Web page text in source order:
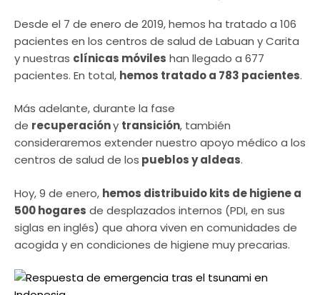
Desde el 7 de enero de 2019, hemos ha tratado a 106
pacientes en los centros de salud de Labuan y Carita
y nuestras clínicas móviles han llegado a 677
pacientes. En total, hemos tratado a 783 pacientes.
Más adelante, durante la fase
de recuperacióny transición, también
consideraremos extender nuestro apoyo médico a los
centros de salud de los pueblos y aldeas.
Hoy, 9 de enero, hemos distribuido kits de higiene a
500 hogares de desplazados internos (PDI, en sus
siglas en inglés) que ahora viven en comunidades de
acogida y en condiciones de higiene muy precarias.